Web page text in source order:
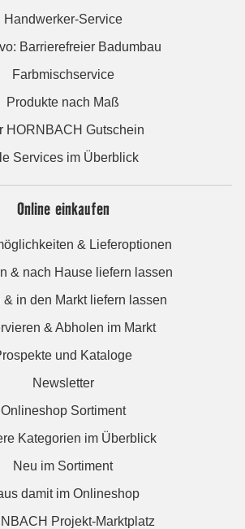
Handwerker-Service
Barrierefreier Badumbau
Farbmischservice
Produkte nach Maß
HORNBACH Gutschein
Services im Überblick
Online einkaufen
& Lieferoptionen
& nach Hause liefern lassen
& in den Markt liefern lassen
& Abholen im Markt
und Kataloge
Newsletter
Onlineshop Sortiment
Kategorien im Überblick
Neu im Sortiment
damit im Onlineshop
Projekt-Marktplatz